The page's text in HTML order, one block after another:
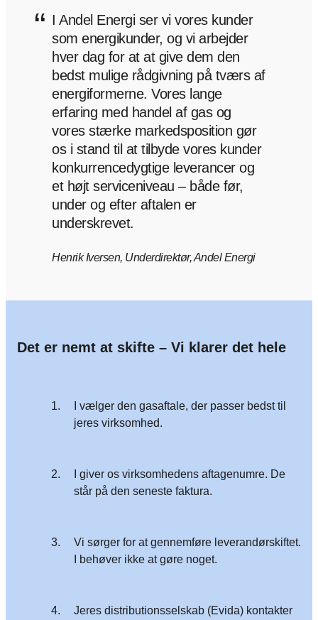
“ I Andel Energi ser vi vores kunder
som energikunder, og vi arbejder
hver dag for at at give dem den
bedst mulige rådgivning på tværs af
energiformerne. Vores lange
erfaring med handel af gas og
vores stærke markedsposition gør
os i stand til at tilbyde vores kunder
konkurrencedygtige leverancer og
et højt serviceniveau – både før,
under og efter aftalen er
underskrevet.
Henrik Iversen, Underdirektør, Andel Energi
Det er nemt at skifte – Vi klarer det hele
1.
I vælger den gasaftale, der passer bedst til
jeres virksomhed.
2.
I giver os virksomhedens aftagenumre. De
står på den seneste faktura.
3.
Vi sørger for at gennemføre leverandørskiftet.
I behøver ikke at gøre noget.
4. Jeres distributionsselskab (Evida) kontakter